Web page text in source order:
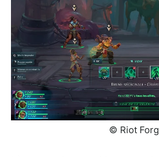
© Riot